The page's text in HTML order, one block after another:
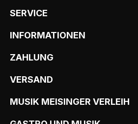
SERVICE
INFORMATIONEN
ZAHLUNG
VERSAND
MUSIK MEISINGER VERLEIH